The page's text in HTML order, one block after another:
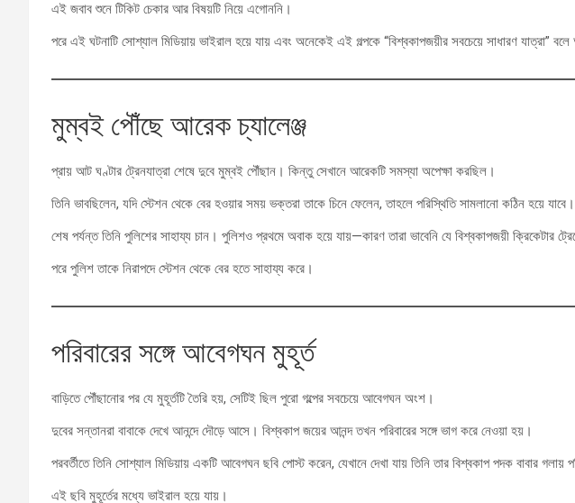
এই জবাব শুনে টিকিট চেকার আর বিষয়টি নিয়ে এগোননি।
পরে এই ঘটনাটি সোশ্যাল মিডিয়ায় ভাইরাল হয়ে যায় এবং অনেকেই এই গল্পকে “বিশ্বকাপজয়ীর সবচেয়ে সাধারণ যাত্রা”
মুম্বই পৌঁছে আরেক চ্যালেঞ্জ
প্রায় আট ঘণ্টার ট্রেনযাত্রা শেষে দুবে মুম্বই পৌঁছান। কিন্তু সেখানে আরেকটি সমস্যা অপেক্ষা করছিল।
তিনি ভাবছিলেন, যদি স্টেশন থেকে বের হওয়ার সময় ভক্তরা তাকে চিনে ফেলেন, তাহলে পরিস্থিতি সামলানো কঠিন হয়ে যাবে।
শেষ পর্যন্ত তিনি পুলিশের সাহায্য চান। পুলিশও প্রথমে অবাক হয়ে যায়—কারণ তারা ভাবেনি যে বিশ্বকাপজয়ী ক্রিকেটার
পরে পুলিশ তাকে নিরাপদে স্টেশন থেকে বের হতে সাহায্য করে।
পরিবারের সঙ্গে আবেগঘন মুহূর্ত
বাড়িতে পৌঁছানোর পর যে মুহূর্তটি তৈরি হয়, সেটিই ছিল পুরো গল্পের সবচেয়ে আবেগঘন অংশ।
দুবের সন্তানরা বাবাকে দেখে আনন্দে দৌড়ে আসে। বিশ্বকাপ জয়ের আনন্দ তখন পরিবারের সঙ্গে ভাগ করে নেওয়া হয়।
পরবর্তীতে তিনি সোশ্যাল মিডিয়ায় একটি আবেগঘন ছবি পোস্ট করেন, যেখানে দেখা যায় তিনি তার বিশ্বকাপ পদক বাবার গলায়
এই ছবি মুহূর্তের মধ্যে ভাইরাল হয়ে যায়।